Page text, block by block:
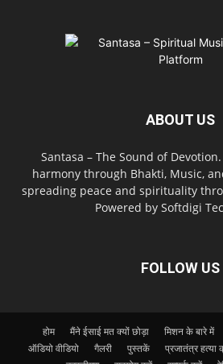
ABOUT US
Santasa – The Sound of
harmony through Bhakti, Music,
spreading peace and spirituality
Powered by Softdigi
FOLLOW US
होम मैंने ईसाई मत क्यों छोड़ा मिशन के बारे में
ऑडियो वीडियो
गैलरी पुस्तकें प्रजातंत्र हत्या